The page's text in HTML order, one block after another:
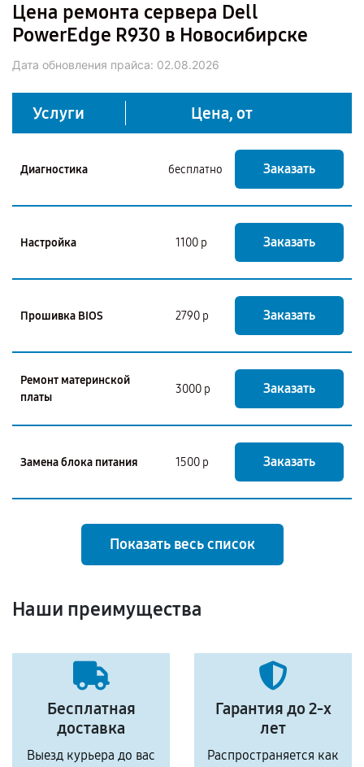
Цена ремонта сервера Dell
PowerEdge R930 в Новосибирске
Дата обновления прайса: 02.08.2026
Услуги Цена, от
Диагностика бесплатно Заказать
Настройка 1100 р Заказать
Прошивка BIOS 2790 р Заказать
Ремонт материнской
платы
3000 р Заказать
Замена блока питания 1500 р Заказать
Показать весь список
Наши преимущества
Бесплатная
доставка
Выезд курьера до вас
Гарантия до 2-х
лет
Распространяется как